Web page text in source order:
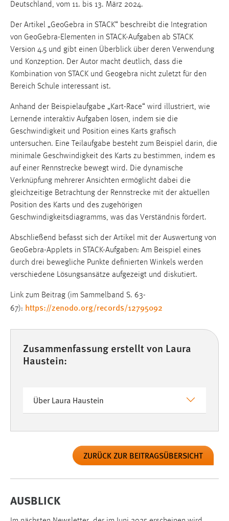
Deutschland, vom 11. bis 13. März 2024.
Der Artikel „GeoGebra in STACK“ beschreibt die Integration
von GeoGebra-Elementen in STACK-Aufgaben ab STACK
Version 4.5 und gibt einen Überblick über deren Verwendung
und Konzeption. Der Autor macht deutlich, dass die
Kombination von STACK und Geogebra nicht zuletzt für den
Bereich Schule interessant ist.
Anhand der Beispielaufgabe „Kart-Race“ wird illustriert, wie
Lernende interaktiv Aufgaben lösen, indem sie die
Geschwindigkeit und Position eines Karts grafisch
untersuchen. Eine Teilaufgabe besteht zum Beispiel darin, die
minimale Geschwindigkeit des Karts zu bestimmen, indem es
auf einer Rennstrecke bewegt wird. Die dynamische
Verknüpfung mehrerer Ansichten ermöglicht dabei die
gleichzeitige Betrachtung der Rennstrecke mit der aktuellen
Position des Karts und des zugehörigen
Geschwindigkeitsdiagramms, was das Verständnis fördert.
Abschließend befasst sich der Artikel mit der Auswertung von
GeoGebra-Applets in STACK-Aufgaben: Am Beispiel eines
durch drei bewegliche Punkte definierten Winkels werden
verschiedene Lösungsansätze aufgezeigt und diskutiert.
Link zum Beitrag (im Sammelband S. 63-
67): https://zenodo.org/records/12795092
Zusammenfassung erstellt von Laura
Haustein:
Über Laura Haustein
ZURÜCK ZUR BEITRAGSÜBERSICHT
AUSBLICK